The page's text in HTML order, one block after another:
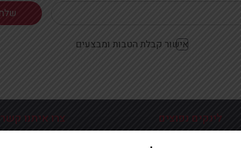
אישור קבלת הטבות ומבצעים
לינקים נפוצים צרו איתנו קשר